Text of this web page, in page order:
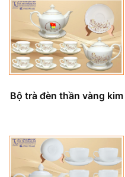
Bộ trà đèn thần vàng kim